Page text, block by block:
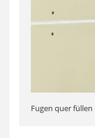
Fugen quer füllen